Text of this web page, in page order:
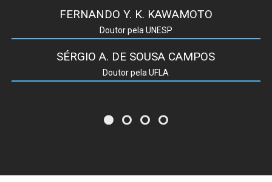
FERNANDO Y. K. KAWAMOTO
Doutor pela UNESP
SÉRGIO A. DE SOUSA CAMPOS
Doutor pela UFLA